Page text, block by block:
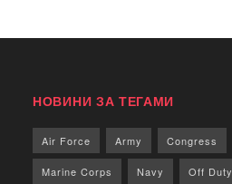
НОВИНИ ЗА ТЕГАМИ
Air Force Army Congress
Marine Corps Navy Off Duty